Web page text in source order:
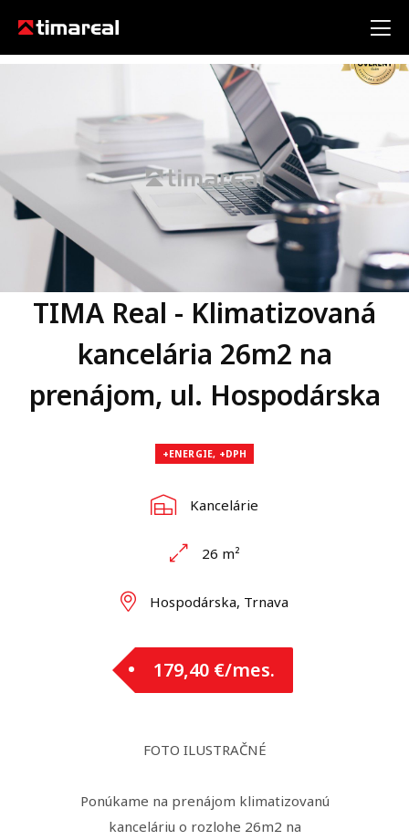
TIMA Real - Klimatizovaná
kancelária 26m2 na
prenájom, ul. Hospodárska
+ENERGIE, +DPH
Kancelárie
26 m²
Hospodárska, Trnava
179,40 €/mes.
FOTO ILUSTRAČNÉ
Ponúkame na prenájom klimatizovanú
kanceláriu o rozlohe 26m2 na